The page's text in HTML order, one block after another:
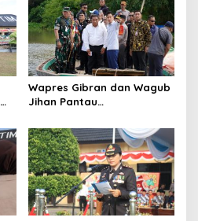
Wapres Gibran dan Wagub
Jihan Pantau
Way Bungur, Percepat
Konektivitas Antarwilayah